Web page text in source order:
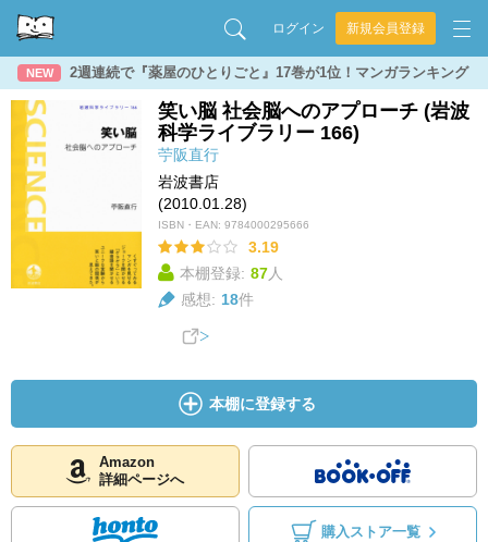
ログイン 新規会員登録
NEW 2週連続で『薬屋のひとりごと』17巻が1位！マンガランキング
笑い脳 社会脳へのアプローチ (岩波
科学ライブラリー 166)
苧阪直行
岩波書店
(2010.01.28)
ISBN・EAN: 9784000295666
3.19
本棚登録: 87人
感想: 18件
本棚に登録する
Amazon
詳細ページへ
購入ストア一覧